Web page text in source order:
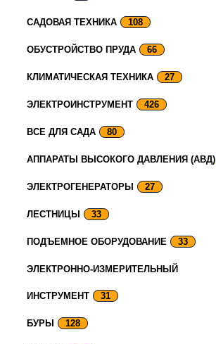
САДОВАЯ ТЕХНИКА 108
ОБУСТРОЙСТВО ПРУДА 66
КЛИМАТИЧЕСКАЯ ТЕХНИКА 27
ЭЛЕКТРОИНСТРУМЕНТ 426
ВСЕ ДЛЯ САДА 80
АППАРАТЫ ВЫСОКОГО ДАВЛЕНИЯ (АВД)
ЭЛЕКТРОГЕНЕРАТОРЫ 27
ЛЕСТНИЦЫ 33
ПОДЪЕМНОЕ ОБОРУДОВАНИЕ 33
ЭЛЕКТРОННО-ИЗМЕРИТЕЛЬНЫЙ
ИНСТРУМЕНТ 31
БУРЫ 128